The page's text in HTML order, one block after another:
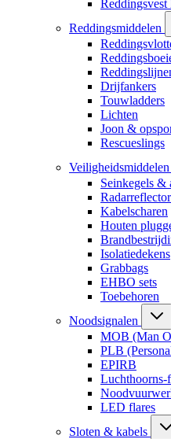
Reddingsvest
Reddingsmiddelen
Drijfankers
Touwladders
Lichten
Joon &
Rescueslings
Veiligheidsmiddelen
Seinkegels &
Kabelscharen
Houten
Isolatiedekens
Grabbags
EHBO sets
Toebehoren
Noodsignalen
MOB (Man
PLB
EPIRB
Luchthoorns-
LED flares
Sloten & kabels